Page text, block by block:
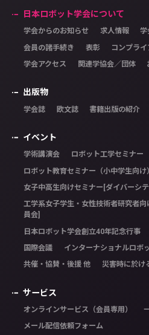
日本ロボット学会について
学会からのお知らせ 求人情報 学
会員の諸手続き 表彰 コンプライ
学会アクセス 関連学協会／団体
出版物
学会誌 欧文誌 書籍出版の紹介
イベント
学術講演会 ロボット工学セミナー
ロボット教育セミナー（小中学生向け
女子中高生向けセミナー[ダイバーシ
工学系女子学生・女性技術者研究者
員会]
日本ロボット学会創立40年記念行事
国際会議 インターナショナルロボ
共催・協賛・後援 他 災害時に於け
サービス
オンラインサービス（会員専用）
メール配信依頼フォーム